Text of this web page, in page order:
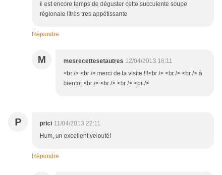
il est encore temps de déguster cette succulente soupe
régionale !!très tres appétissante
Répondre
M mesrecettesetautres 12/04/2013 16:11
<br /> <br /> merci de ta visite !!!<br /> <br /> <br /> à
bientot <br /> <br /> <br /> <br />
P prici 11/04/2013 22:11
Hum, un excellent velouté!
Répondre